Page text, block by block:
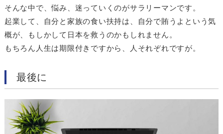
そんな中で、悩み、迷っていくのがサラリーマンです。
起業して、自分と家族の食い扶持は、自分で賄うよという気
概が、もしかして日本を救うのかもしれません。
もちろん人生は期限付きですから、人それぞれですが。
最後に